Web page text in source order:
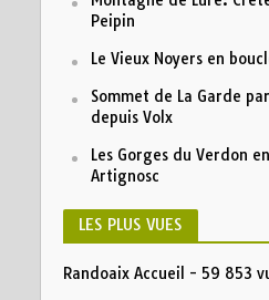
Peipin
Le Vieux Noyers en
Sommet de La Garde
depuis Volx
Les Gorges du Verdon
Artignosc
LES PLUS VUES
Randoaix Accueil - 59 853